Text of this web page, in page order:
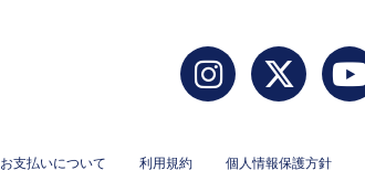
お支払いについて 利用規約 個人情報保護方針